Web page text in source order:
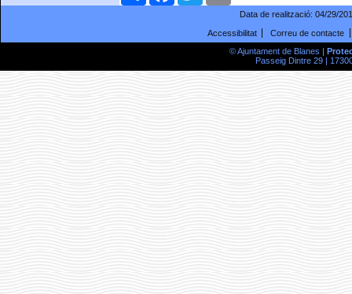
Data de realització: 04/29/
Accessibilitat
Correu de contacte
© Ajuntament de Blanes |
Passeig Dintre 29 |